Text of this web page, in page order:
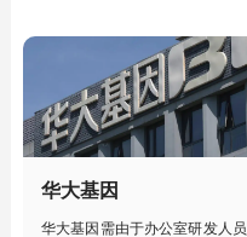
华大基因
华大基因需由于办公室研发人员